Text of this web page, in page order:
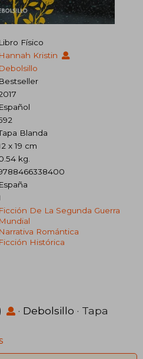
Libro Físico
Hannah Kristin
Debolsillo
Bestseller
Español
Blanda
x 19 cm
kg.
España
Ficción De La Segunda Guerra
Mundial
Narrativa Romántica
Ficción Histórica
· Debolsillo · Tapa